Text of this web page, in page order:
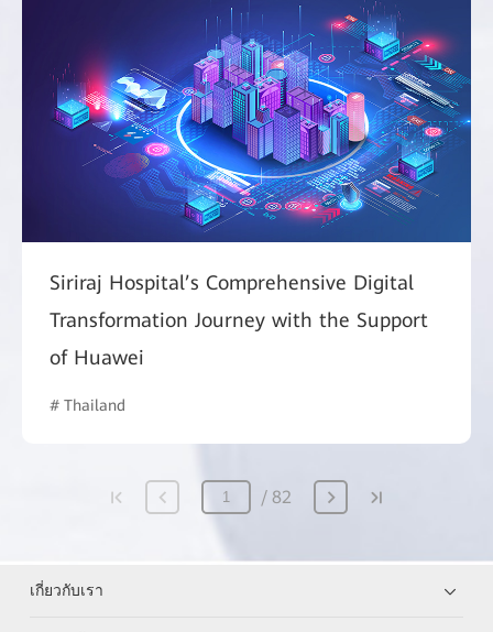
Siriraj Hospital’s Comprehensive Digital
Transformation Journey with the Support
of Huawei
# Thailand
82
เกี่ยวกับเรา